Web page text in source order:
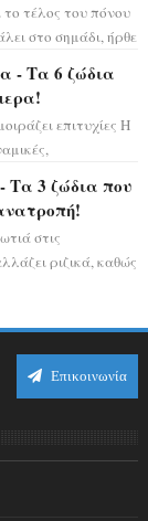
τέλος του πόνου
στο σημάδι, ήρθε
- Τα 6 ζώδια
επιτυχίες Η
Τα 3 ζώδια που
στις
ριζικά, καθώς
Επικοινωνία